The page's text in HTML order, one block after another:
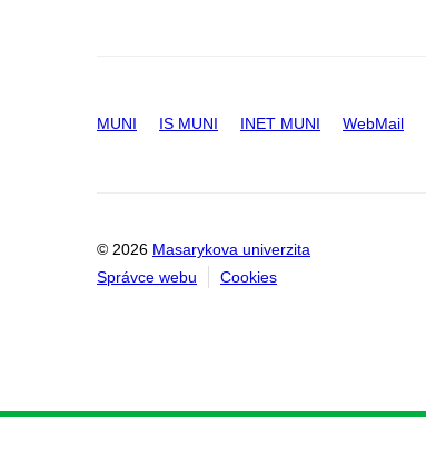
MUNI IS MUNI INET MUNI WebMail
© 2026 Masarykova univerzita
Správce webu
Cookies